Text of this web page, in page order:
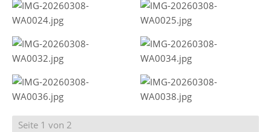
Seite 1 von 2